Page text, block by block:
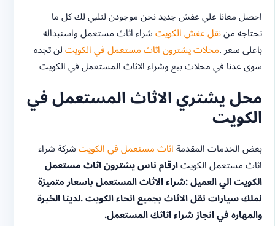
احصل معانا علي عفش جديد نحن موجودن لنلبي لك كل ما
تحتاجه مننقل عفش الكويتشراء اثاث مستعمل واستبداله
باعلى سعر .محلات يشترون اثاث مستعمل في الكويتلن تجده
سوى عدنا في محلات بيع وشراء الاثاث المستعمل في الكويت
محل يشتري الاثاث المستعمل في
الكويت
بعض الخدمات المقدمةاثاث مستعمل في الكويتشركة شراء
اثاث مستعمل الكويتارقام ناس يشترون اثاث مستعمل
الكويت الي العميل :شراء الاثاث المستعمل باسعار متميزة
نملك سيارات نقل الاثاث بجميع انحاء الكويت .لدينا الخبرة
والمهاره في انجاز شراء اثاثك المستعمل.